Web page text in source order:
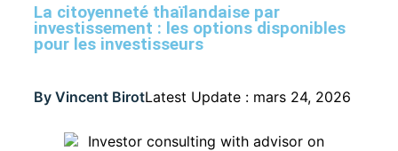
La citoyenneté thaïlandaise par
investissement : les options disponibles
pour les investisseurs
By Vincent BirotLatest Update : mars 24, 2026